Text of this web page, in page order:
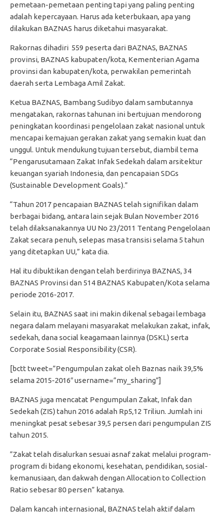
pemetaan-pemetaan penting tapi yang paling penting
adalah kepercayaan. Harus ada keterbukaan, apa yang
dilakukan BAZNAS harus diketahui masyarakat.
Rakornas dihadiri 559 peserta dari BAZNAS, BAZNAS
provinsi, BAZNAS kabupaten/kota, Kementerian Agama
provinsi dan kabupaten/kota, perwakilan pemerintah
daerah serta Lembaga Amil Zakat.
Ketua BAZNAS, Bambang Sudibyo dalam sambutannya
mengatakan, rakornas tahunan ini bertujuan mendorong
peningkatan koordinasi pengelolaan zakat nasional untuk
mencapai kemajuan gerakan zakat yang semakin kuat dan
unggul. Untuk mendukung tujuan tersebut, diambil tema
“Pengarusutamaan Zakat Infak Sedekah dalam arsitektur
keuangan syariah Indonesia, dan pencapaian SDGs
(Sustainable Development Goals).”
“Tahun 2017 pencapaian BAZNAS telah signifikan dalam
berbagai bidang, antara lain sejak Bulan November 2016
telah dilaksanakannya UU No 23/2011 Tentang Pengelolaan
Zakat secara penuh, selepas masa transisi selama 5 tahun
yang ditetapkan UU,” kata dia.
Hal itu dibuktikan dengan telah berdirinya BAZNAS, 34
BAZNAS Provinsi dan 514 BAZNAS Kabupaten/Kota selama
periode 2016-2017.
Selain itu, BAZNAS saat ini makin dikenal sebagai lembaga
negara dalam melayani masyarakat melakukan zakat, infak,
sedekah, dana social keagamaan lainnya (DSKL) serta
Corporate Sosial Responsibility (CSR).
[bctt tweet=”Pengumpulan zakat oleh Baznas naik 39,5%
selama 2015-2016″ username=”my_sharing”]
BAZNAS juga mencatat Pengumpulan Zakat, Infak dan
Sedekah (ZIS) tahun 2016 adalah Rp5,12 Triliun. Jumlah ini
meningkat pesat sebesar 39,5 persen dari pengumpulan ZIS
tahun 2015.
”Zakat telah disalurkan sesuai asnaf zakat melalui program-
program di bidang ekonomi, kesehatan, pendidikan, sosial-
kemanusiaan, dan dakwah dengan Allocation to Collection
Ratio sebesar 80 persen” katanya.
Dalam kancah internasional, BAZNAS telah aktif dalam